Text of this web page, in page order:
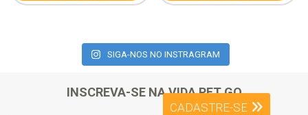
SIGA-NOS NO INSTRAGRAM
INSCREVA-SE NA VIDA PET GO
CADASTRE-SE